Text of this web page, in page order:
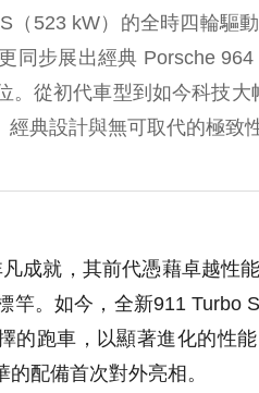
（523 kW）的全時四輪驅
同步展出經典 Porsche
。從初代車型到如今科技
典設計與無可取代的極致性
成就，其前代憑藉卓越性
竿。如今，全新911 Turbo
的跑車，以顯著進化的性
配備首次對外亮相。